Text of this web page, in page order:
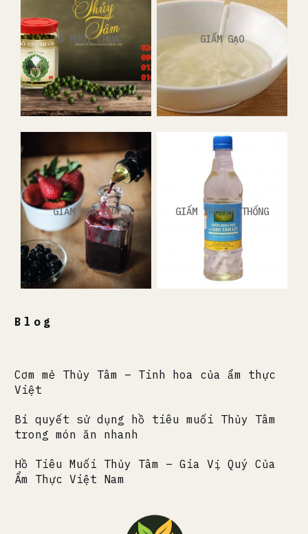
ĐỒ MUỐI CHUA GIẤM GẠO
GIẤM HOA QUẢ GIẤM TRUYỀN THỐNG
Blog
Cơm mẻ Thủy Tâm – Tinh hoa của ẩm thực
Việt
Bí quyết sử dụng hồ tiêu muối Thủy Tâm
trong món ăn nhanh
Hồ Tiêu Muối Thủy Tâm – Gia Vị Quý Của
Ẩm Thực Việt Nam